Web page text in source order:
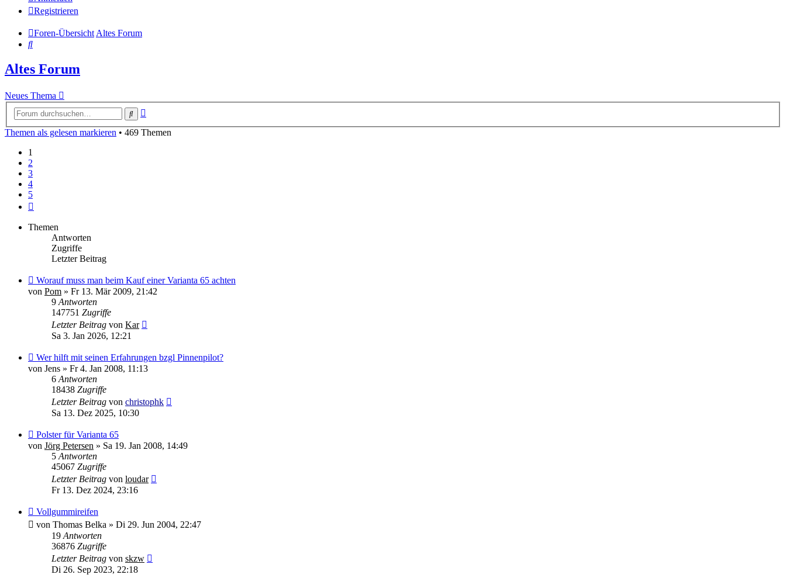
Registrieren
Foren-ÜbersichtAltes Forum
Suche
Altes Forum
Neues Thema
Suche
Themen als gelesen markieren • 469 Themen
1
2
3
4
5
Themen
Antworten
Zugriffe
Letzter Beitrag
Worauf muss man beim Kauf einer Varianta 65 achten
von Pom » Fr 13. Mär 2009, 21:42
9 Antworten
147751 Zugriffe
Letzter Beitrag von Kar
Sa 3. Jan 2026, 12:21
Wer hilft mit seinen Erfahrungen bzgl Pinnenpilot?
von Jens » Fr 4. Jan 2008, 11:13
6 Antworten
18438 Zugriffe
Letzter Beitrag von christophk
Sa 13. Dez 2025, 10:30
Polster für Varianta 65
von Jörg Petersen » Sa 19. Jan 2008, 14:49
5 Antworten
45067 Zugriffe
Letzter Beitrag von loudar
Fr 13. Dez 2024, 23:16
Vollgummireifen
von Thomas Belka » Di 29. Jun 2004, 22:47
19 Antworten
36876 Zugriffe
Letzter Beitrag von skzw
Di 26. Sep 2023, 22:18